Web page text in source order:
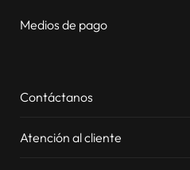
Medios de pago
Contáctanos
Atención al cliente